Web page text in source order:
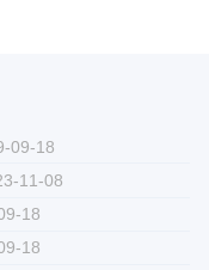
09-18
11-08
18
18